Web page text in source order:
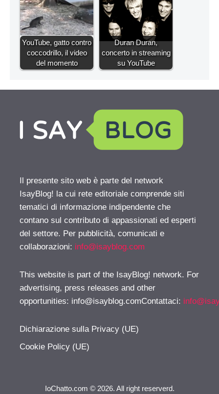
YouTube, gatto contro
coccodrillo, il video
del momento
Duran Duran,
concerto in streaming
su YouTube
Il presente sito web è parte del network
IsayBlog! la cui rete editoriale comprende siti
tematici di informazione indipendente che
contano sul contributo di appassionati ed esperti
del settore. Per pubblicità, comunicati e
collaborazioni: info@isayblog.com
This website is part of the IsayBlog! network. For
advertising, press releases and other
opportunities: info@isayblog.comContattaci:
Dichiarazione sulla Privacy (UE)
Cookie Policy (UE)
IoChatto.com © 2026. All right reserverd.